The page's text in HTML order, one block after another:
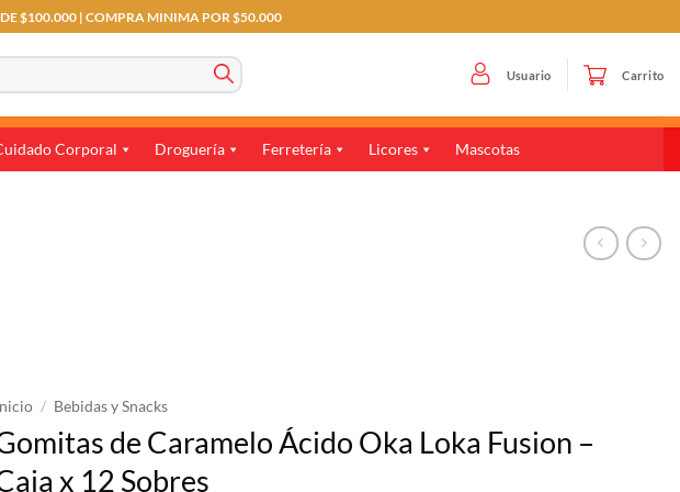
$100.000 | COMPRA MINIMA POR $50.000
Usuario Carrito
Corporal Droguería Ferretería Licores Mascotas
/ Bebidas y Snacks
de Caramelo Ácido Oka Loka Fusion –
x 12 Sobres